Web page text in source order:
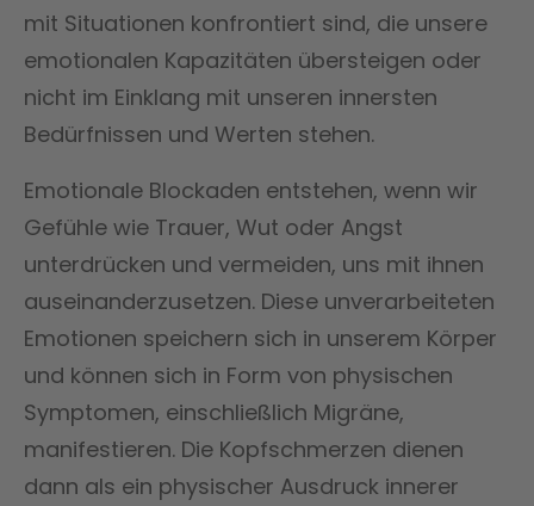
mit Situationen konfrontiert sind, die unsere
emotionalen Kapazitäten übersteigen oder
nicht im Einklang mit unseren innersten
Bedürfnissen und Werten stehen.
Emotionale Blockaden entstehen, wenn wir
Gefühle wie Trauer, Wut oder Angst
unterdrücken und vermeiden, uns mit ihnen
auseinanderzusetzen. Diese unverarbeiteten
Emotionen speichern sich in unserem Körper
und können sich in Form von physischen
Symptomen, einschließlich Migräne,
manifestieren. Die Kopfschmerzen dienen
dann als ein physischer Ausdruck innerer